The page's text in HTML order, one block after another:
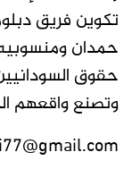
تكوين فريق
حمدان
حقوق
وتصنع واقعهم